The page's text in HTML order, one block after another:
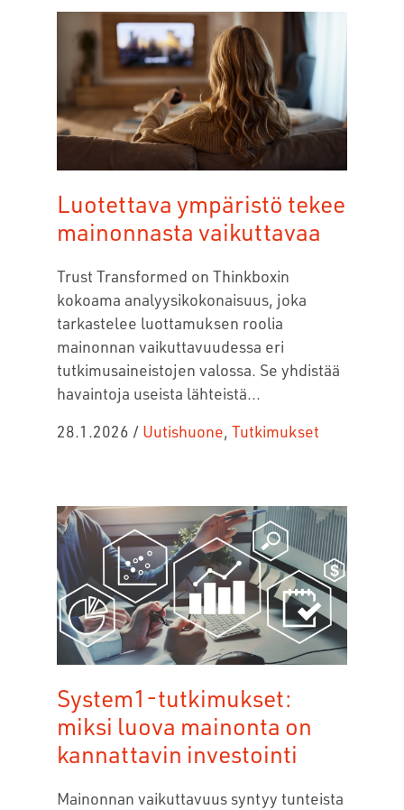
Luotettava ympäristö tekee
mainonnasta vaikuttavaa
Trust Transformed on Thinkboxin
kokoama analyysikokonaisuus, joka
tarkastelee luottamuksen roolia
mainonnan vaikuttavuudessa eri
tutkimusaineistojen valossa. Se yhdistää
havaintoja useista lähteistä...
28.1.2026 / Uutishuone, Tutkimukset
System1-tutkimukset:
miksi luova mainonta on
kannattavin investointi
Mainonnan vaikuttavuus syntyy tunteista